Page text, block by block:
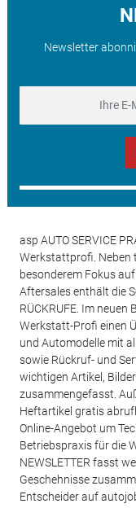
Newsletter
asp AUTO SERVICE
Werkstattprofi. Neben
besonderem Fokus
Aftersales enthält die
RÜCKRUFE. Im neuen
Werkstatt-Profi einen
und Automodelle mit
sowie Rückruf- und
wichtigen Artikel,
zusammengefasst.
Heftartikel gratis
Online-Angebot um
Betriebspraxis für die
NEWSLETTER fasst
Geschehnisse
Entscheider auf